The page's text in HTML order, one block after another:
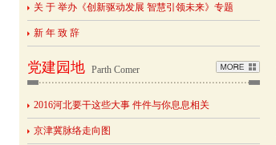
关 于 举办《创新驱动发展 智慧引领未来》专题
新 年 致 辞
党建园地 Parth Comer
2016河北要干这些大事 件件与你息息相关
京津冀脉络走向图